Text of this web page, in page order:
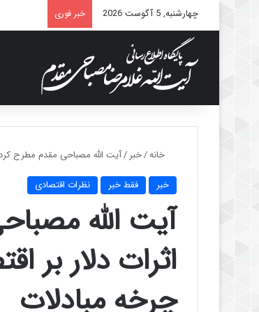
چهارشنبه, 5 آگوست 2026 خبر فوری
خانه/خبر /آیت الله مصباحی مقدم مطرح
خبر فقط خبر نظرات اقتصادی
آیت الله
اثرات دلار بر
چرخه مبادلات